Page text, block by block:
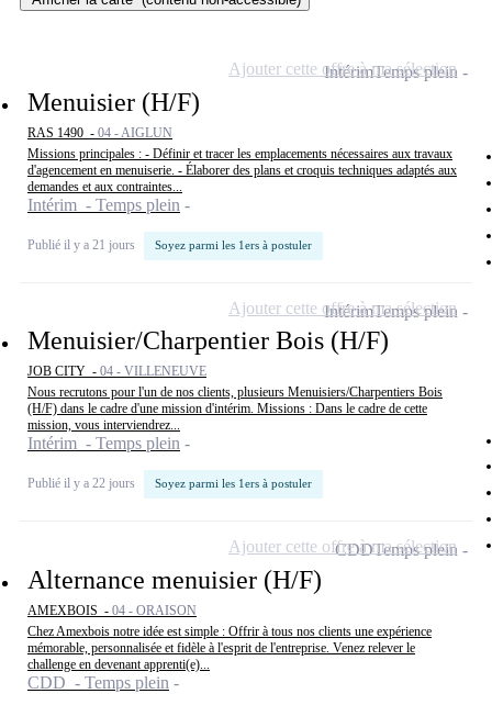
Menuisier (H/F)
RAS 1490 - 04 - AIGLUN
Missions principales : - Définir et tracer les emplacements nécessaires aux travaux
d'agencement en menuiserie. - Élaborer des plans et croquis techniques adaptés aux
demandes et aux contraintes...
Intérim - Temps plein
Publié il y a 21 jours Soyez parmi les 1ers à postuler
IntérimTemps plein
Ajouter cette offre à ma sélection
Menuisier/Charpentier Bois (H/F)
JOB CITY - 04 - VILLENEUVE
Nous recrutons pour l'un de nos clients, plusieurs Menuisiers/Charpentiers Bois
(H/F) dans le cadre d'une mission d'intérim. Missions : Dans le cadre de cette
mission, vous interviendrez...
Intérim - Temps plein
Publié il y a 22 jours Soyez parmi les 1ers à postuler
IntérimTemps plein
Ajouter cette offre à ma sélection
Alternance menuisier (H/F)
AMEXBOIS - 04 - ORAISON
Chez Amexbois notre idée est simple : Offrir à tous nos clients une expérience
mémorable, personnalisée et fidèle à l'esprit de l'entreprise. Venez relever le
challenge en devenant apprenti(e)...
CDD - Temps plein
CDDTemps plein
Ajouter cette offre à ma sélection